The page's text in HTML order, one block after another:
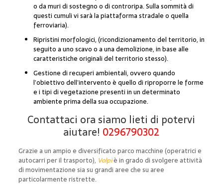
o da muri di sostegno o di controripa. Sulla sommità di
questi cumuli vi sarà la piattaforma stradale o quella
ferroviaria).
Ripristini morfologici, (ricondizionamento del territorio, in
seguito a uno scavo o a una demolizione, in base alle
caratteristiche originali del territorio stesso).
Gestione di recuperi ambientali, ovvero quando
l’obiettivo dell’intervento è quello di riproporre le forme
e i tipi di vegetazione presenti in un determinato
ambiente prima della sua occupazione.
Contattaci ora siamo lieti di potervi
aiutare! 0296790302
Grazie a un ampio e diversificato parco macchine (operatrici e
autocarri per il trasporto), Volpiè in grado di svolgere attività
di movimentazione sia su grandi aree che su aree
particolarmente ristrette.